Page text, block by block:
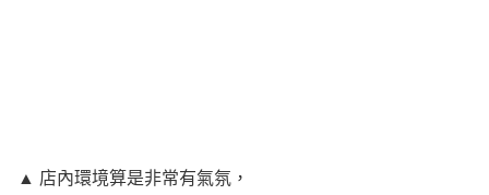
▲ 店內環境算是非常有氣氛，